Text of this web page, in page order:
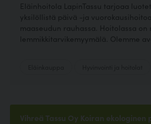
Eläinhoitola LapinTassu tarjoaa
yksilöllistä päivä -ja
maaseudun rauhassa. Hoitolassa on
lemmikkitarvikemyymälä. Olemme
Vihreä Tassu Oy Koiran ekologinen